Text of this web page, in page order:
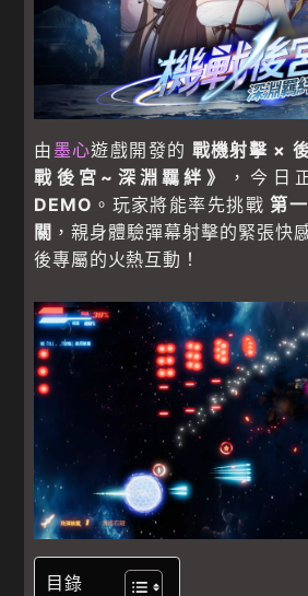
由 墨心遊戲開發的 戰機射擊 ×
戰後宮~深淵羈絆》
，今日
DEMO 。玩家將能率先挑戰第
關 ，親身體驗彈幕射擊的緊張快
後專屬的火熱互動！
目錄